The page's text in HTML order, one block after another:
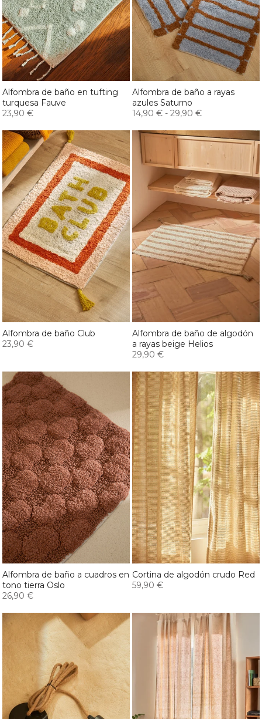
Alfombra de baño en tufting
turquesa Fauve
23,90 €
Alfombra de baño a rayas
azules Saturno
14,90 € - 29,90 €
Alfombra de baño Club
23,90 €
Alfombra de baño de algodón
a rayas beige Helios
29,90 €
Alfombra de baño a cuadros en
tono tierra Oslo
26,90 €
Cortina de algodón crudo Red
59,90 €